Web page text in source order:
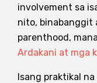
involvement sa
nito, binabanggit
parenthood,
Ardakani at mga
Isang praktikal